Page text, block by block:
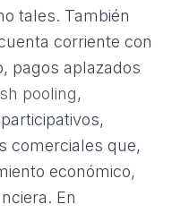
tales. También
corriente con
pagos aplazados
pooling,
comerciales que,
económico,
En